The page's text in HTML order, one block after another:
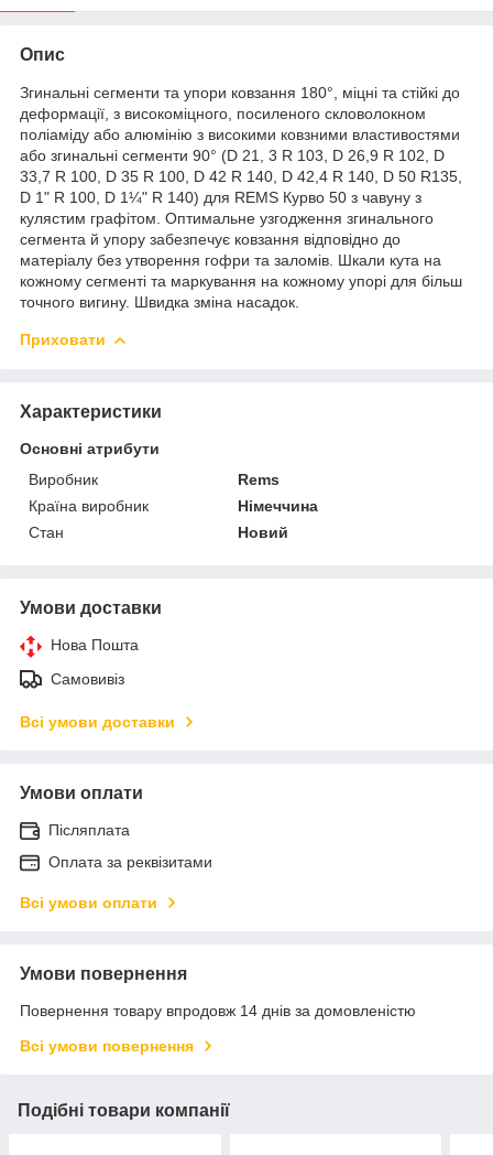
Опис
Згинальні сегменти та упори ковзання 180°, міцні та стійкі до
деформації, з високоміцного, посиленого скловолокном
поліаміду або алюмінію з високими ковзними властивостями
або згинальні сегменти 90° (D 21, 3 R 103, D 26,9 R 102, D
33,7 R 100, D 35 R 100, D 42 R 140, D 42,4 R 140, D 50 R135,
D 1" R 100, D 1¼" R 140) для REMS Курво 50 з чавуну з
кулястим графітом. Оптимальне узгодження згинального
сегмента й упору забезпечує ковзання відповідно до
матеріалу без утворення гофри та заломів. Шкали кута на
кожному сегменті та маркування на кожному упорі для більш
точного вигину. Швидка зміна насадок.
Приховати
Характеристики
Основні атрибути
Виробник
Rems
Країна виробник
Німеччина
Стан
Новий
Умови доставки
Нова Пошта
Самовивіз
Всі умови доставки
Умови оплати
Післяплата
Оплата за реквізитами
Всі умови оплати
Умови повернення
Повернення товару впродовж 14 днів за домовленістю
Всі умови повернення
Подібні товари компанії